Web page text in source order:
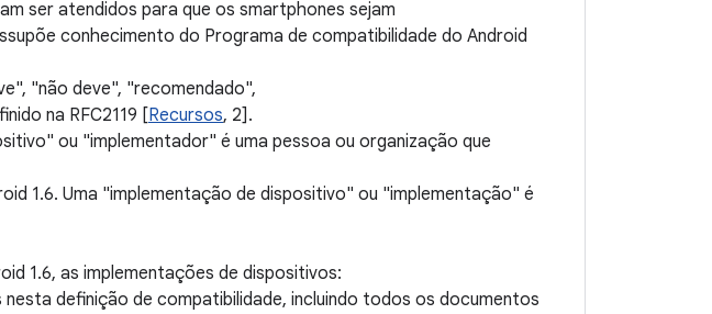
ser atendidos para que os smartphones sejam
conhecimento do Programa de compatibilidade do Android
"não deve", "recomendado",
na RFC2119 [Recursos, 2].
ou "implementador" é uma pessoa ou organização que
1.6. Uma "implementação de dispositivo" ou "implementação" é
1.6, as implementações de dispositivos:
definição de compatibilidade, incluindo todos os documentos